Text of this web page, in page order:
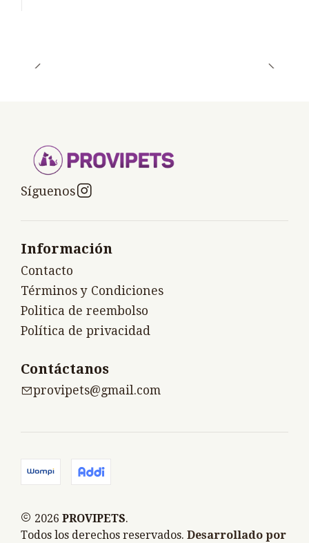
Síguenos
Información
Contacto
Términos y Condiciones
Politica de reembolso
Política de privacidad
Contáctanos
provipets@gmail.com
2026 PROVIPETS.
Todos los derechos reservados. Desarrollado por